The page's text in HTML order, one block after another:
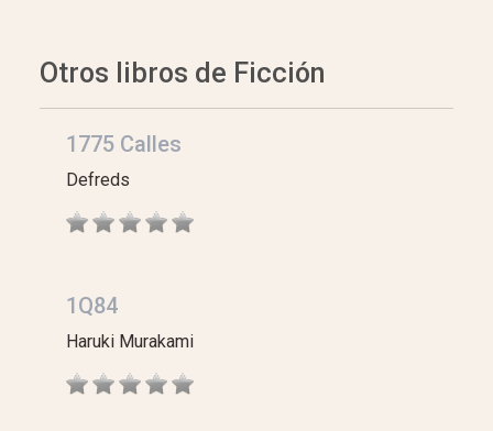
Otros libros de Ficción
1775 Calles
Defreds
1Q84
Haruki Murakami